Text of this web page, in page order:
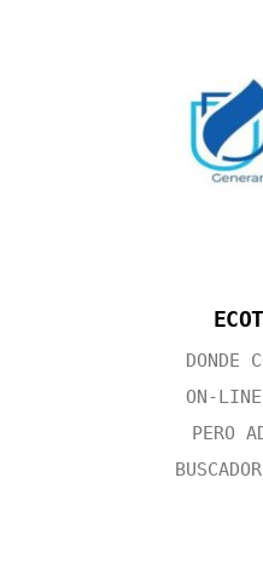
DONDE
ON-
PERO